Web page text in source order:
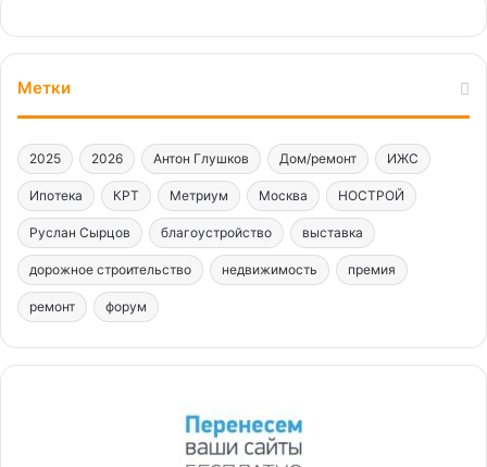
Метки
2025 2026 Антон Глушков Дом/ремонт ИЖС
Ипотека КРТ Метриум Москва НОСТРОЙ
Руслан Сырцов благоустройство выставка
дорожное строительство недвижимость премия
ремонт форум